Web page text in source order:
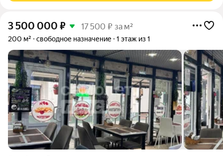
3 500 000 ₽ 17 500 ₽ за м²
200 м² свободное назначение 1 этаж из 1